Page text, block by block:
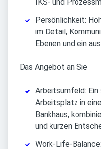
IKS- und
Persönlichkeit:
im Detail,
Ebenen und ein
Das Angebot an Sie
Arbeitsumfeld:
Arbeitsplatz in
Bankhaus,
und kurzen
Work-Life-